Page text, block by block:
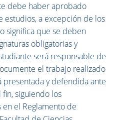
debe haber aprobado
a excepción de los
significa que se deben
obligatorias y
será responsable de
el trabajo realizado
presentada y defendida ante
siguiendo los
el Reglamento de